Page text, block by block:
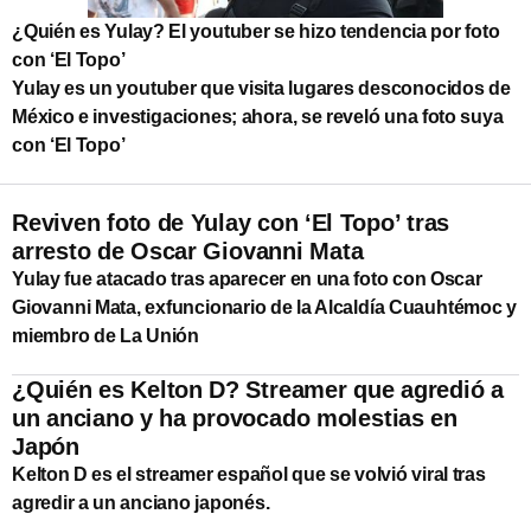
¿Quién es Yulay? El youtuber se hizo tendencia por foto
con ‘El Topo’
Yulay es un youtuber que visita lugares desconocidos de
México e investigaciones; ahora, se reveló una foto suya
con ‘El Topo’
Reviven foto de Yulay con ‘El Topo’ tras
arresto de Oscar Giovanni Mata
Yulay fue atacado tras aparecer en una foto con Oscar
Giovanni Mata, exfuncionario de la Alcaldía Cuauhtémoc y
miembro de La Unión
¿Quién es Kelton D? Streamer que agredió a
un anciano y ha provocado molestias en
Japón
Kelton D es el streamer español que se volvió viral tras
agredir a un anciano japonés.